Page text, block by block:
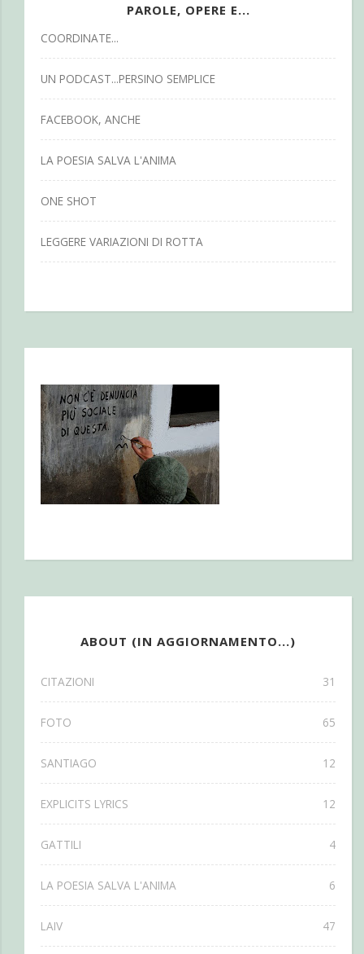
PAROLE, OPERE E...
COORDINATE...
UN PODCAST...PERSINO SEMPLICE
FACEBOOK, ANCHE
LA POESIA SALVA L'ANIMA
ONE SHOT
LEGGERE VARIAZIONI DI ROTTA
ABOUT (IN AGGIORNAMENTO...)
CITAZIONI 31
FOTO 65
SANTIAGO 12
EXPLICITS LYRICS 12
GATTILI 4
LA POESIA SALVA L'ANIMA 6
LAIV 47